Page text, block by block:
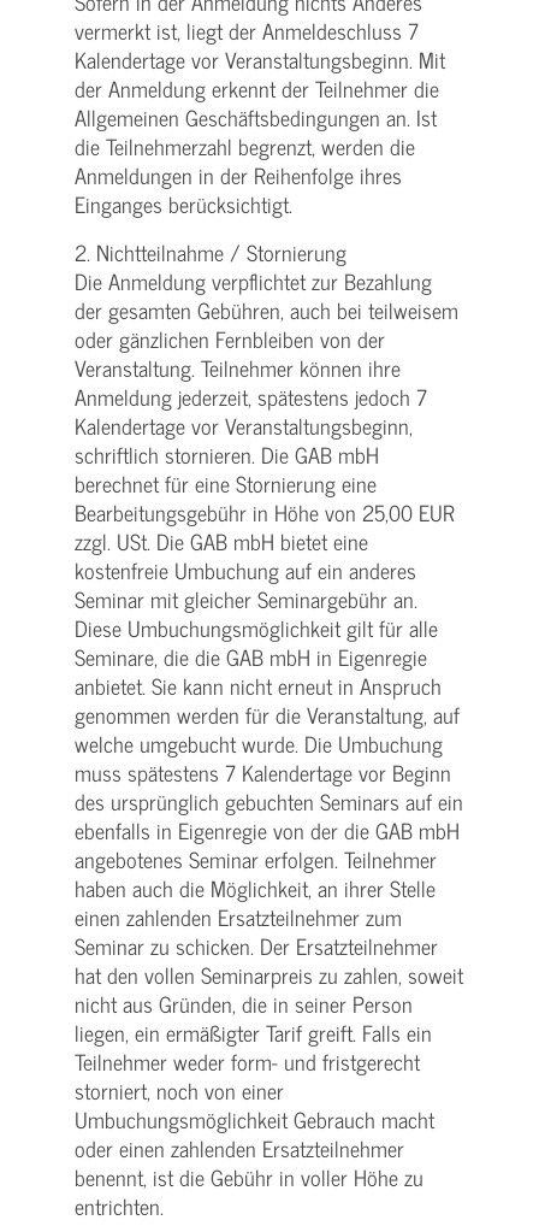
vermerkt ist, liegt der Anmeldeschluss 7
Kalendertage vor Veranstaltungsbeginn. Mit
der Anmeldung erkennt der Teilnehmer die
Allgemeinen Geschäftsbedingungen an. Ist
die Teilnehmerzahl begrenzt, werden die
Anmeldungen in der Reihenfolge ihres
Einganges berücksichtigt.
2. Nichtteilnahme / Stornierung
Die Anmeldung verpflichtet zur Bezahlung
der gesamten Gebühren, auch bei teilweisem
oder gänzlichen Fernbleiben von der
Veranstaltung. Teilnehmer können ihre
Anmeldung jederzeit, spätestens jedoch 7
Kalendertage vor Veranstaltungsbeginn,
schriftlich stornieren. Die GAB mbH
berechnet für eine Stornierung eine
Bearbeitungsgebühr in Höhe von 25,00 EUR
zzgl. USt. Die GAB mbH bietet eine
kostenfreie Umbuchung auf ein anderes
Seminar mit gleicher Seminargebühr an.
Diese Umbuchungsmöglichkeit gilt für alle
Seminare, die die GAB mbH in Eigenregie
anbietet. Sie kann nicht erneut in Anspruch
genommen werden für die Veranstaltung, auf
welche umgebucht wurde. Die Umbuchung
muss spätestens 7 Kalendertage vor Beginn
des ursprünglich gebuchten Seminars auf ein
ebenfalls in Eigenregie von der die GAB mbH
angebotenes Seminar erfolgen. Teilnehmer
haben auch die Möglichkeit, an ihrer Stelle
einen zahlenden Ersatzteilnehmer zum
Seminar zu schicken. Der Ersatzteilnehmer
hat den vollen Seminarpreis zu zahlen, soweit
nicht aus Gründen, die in seiner Person
liegen, ein ermäßigter Tarif greift. Falls ein
Teilnehmer weder form- und fristgerecht
storniert, noch von einer
Umbuchungsmöglichkeit Gebrauch macht
oder einen zahlenden Ersatzteilnehmer
benennt, ist die Gebühr in voller Höhe zu
entrichten.